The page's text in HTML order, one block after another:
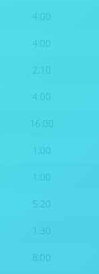
4:00
4:00
2:10
4:00
16:00
1:00
1:00
5:20
1:30
8:00